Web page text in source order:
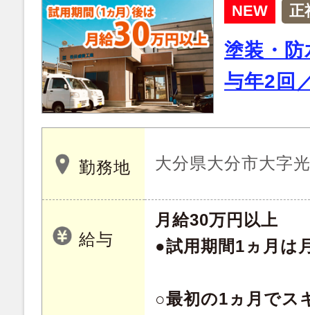
NEW 正
塗装・
与年2回
勤務地 大分県大分市大字
給与
月給30万円以上
●試用期間1ヵ月は
○最初の1ヵ月でス